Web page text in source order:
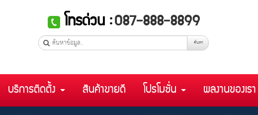
บริการติดตั้ง สินค้าขายดี โปรโมชั่น ผลงานของเร
โทรด่วน : 087-888-8899
ค้นหา